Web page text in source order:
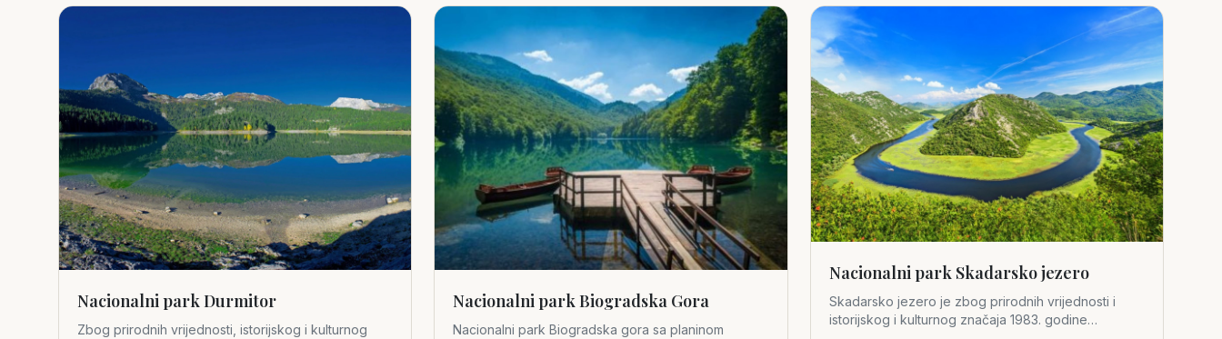
Nacionalni park Durmitor
Zbog prirodnih vrijednosti, istorijskog i kulturnog
Nacionalni park Biogradska Gora
Nacionalni park Biogradska gora sa planinom
Nacionalni park Skadarsko jezero
Skadarsko jezero je zbog prirodnih vrijednosti i
istorijskog i kulturnog značaja 1983. godine